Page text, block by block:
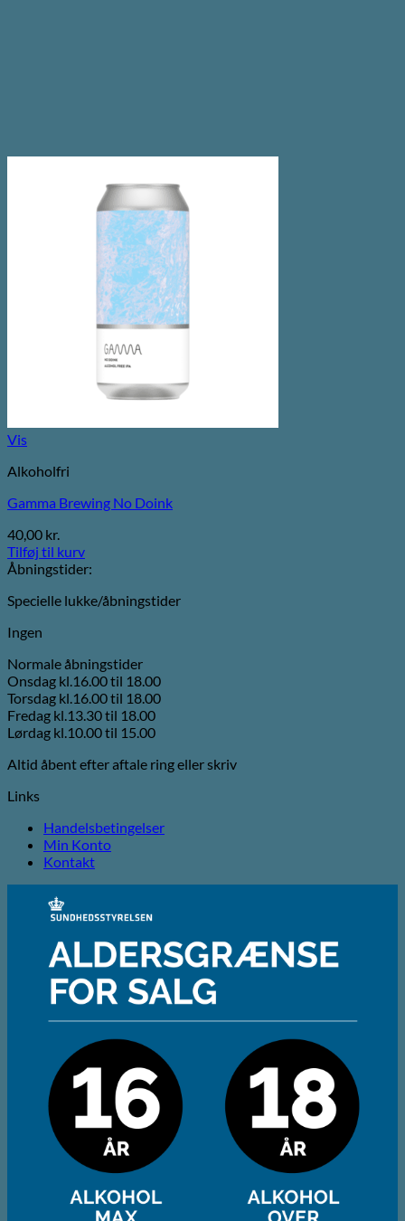
Vis
Alkoholfri
Gamma Brewing No Doink
40,00 kr.
Tilføj til kurv
Åbningstider:
Specielle lukke/åbningstider
Ingen
Normale åbningstider
Onsdag kl.16.00 til 18.00
Torsdag kl.16.00 til 18.00
Fredag kl.13.30 til 18.00
Lørdag kl.10.00 til 15.00
Altid åbent efter aftale ring eller skriv
Links
Handelsbetingelser
Min Konto
Kontakt